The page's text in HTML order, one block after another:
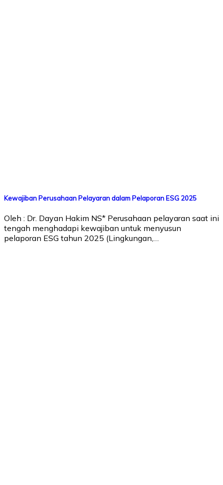
Kewajiban Perusahaan Pelayaran dalam Pelaporan ESG 2025
Oleh : Dr. Dayan Hakim NS* Perusahaan pelayaran saat ini
tengah menghadapi kewajiban untuk menyusun
pelaporan ESG tahun 2025 (Lingkungan,…